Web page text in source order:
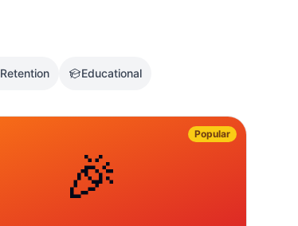
Retention Educational
🎉
Popular